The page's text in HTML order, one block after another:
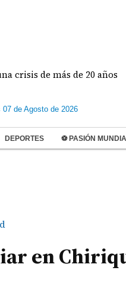
de más de 20 años
07 de Agosto de 2026
DEPORTES ⚽ PASIÓN
en